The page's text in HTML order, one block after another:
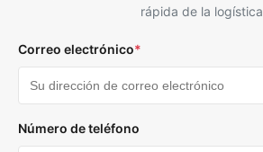
rápida de la logística
Correo electrónico*
Número de teléfono